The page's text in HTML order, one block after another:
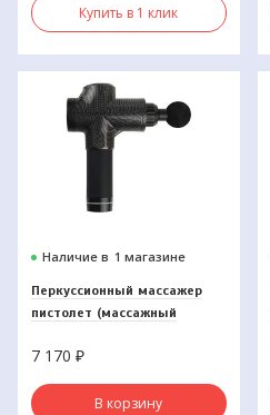
Купить в 1 клик
Наличие в 1 магазине
Перкуcсионный массажер
пистолет (массажный
AMG143, Gezatone
7 170 ₽
В корзину